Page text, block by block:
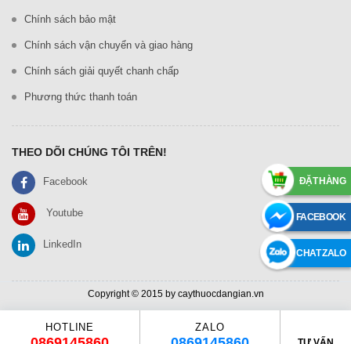
ĐẶT HÀNG
FACEBOOK
CHAT ZALO
HOTLINE ZALO
Chính sách bảo mật
Chính sách vận chuyển và giao hàng
Chính sách giải quyết chanh chấp
Phương thức thanh toán
THEO DÕI CHÚNG TÔI TRÊN!
Facebook
Youtube
LinkedIn
Copyright © 2015 by caythuocdangian.vn